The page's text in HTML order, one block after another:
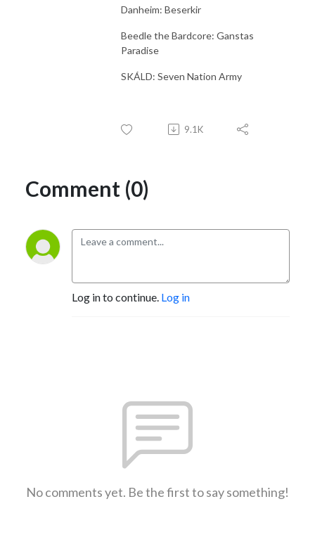
Danheim: Beserkir
Beedle the Bardcore: Ganstas
Paradise
SKÁLD: Seven Nation Army
9.1K
Comment (0)
Log in to continue. Log in
No comments yet. Be the first to say something!